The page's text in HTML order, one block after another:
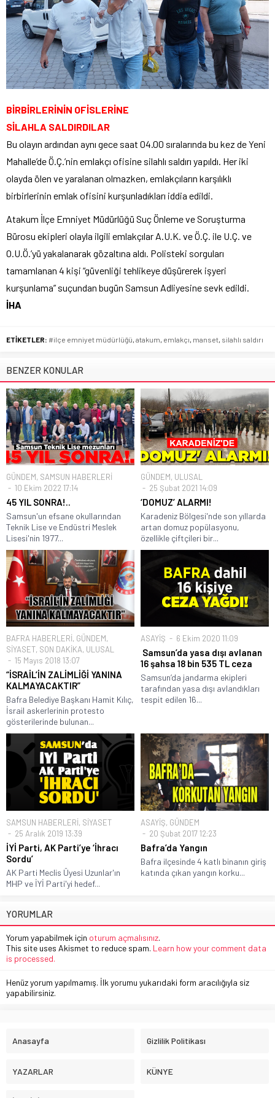
BİRBİRLERİNİN OFİSLERİNE
SİLAHLA SALDIRDILAR
Bu olayın ardından aynı gece saat 04.00 sıralarında bu kez de Yeni
Mahalle’de Ö.Ç.’nin emlakçı ofisine silahlı saldırı yapıldı. Her iki
olayda ölen ve yaralanan olmazken, emlakçıların karşılıklı
birbirlerinin emlak ofisini kurşunladıkları iddia edildi.
Atakum İlçe Emniyet Müdürlüğü Suç Önleme ve Soruşturma
Bürosu ekipleri olayla ilgili emlakçılar A.U.K. ve Ö.Ç. ile U.Ç. ve
O.U.Ö.’yü yakalanarak gözaltına aldı. Polisteki sorguları
tamamlanan 4 kişi “güvenliği tehlikeye düşürerek işyeri
kurşunlama” suçundan bugün Samsun Adliyesine sevk edildi.
İHA
ETİKETLER: #ilçe emniyet müdürlüğü atakum emlakçı manset silahlı saldırı
BENZER KONULAR
GÜNDEM, SAMSUN HABERLERİ
10 Ekim 2022 17:14
45 YIL SONRA!..
Samsun'un efsane okullarından
Teknik Lise ve Endüstri Meslek
Lisesi'nin 1977...
GÜNDEM, ULUSAL
25 Şubat 2021 14:09
‘DOMUZ’ ALARMI!
Karadeniz Bölgesi'nde son yıllarda
artan domuz popülasyonu,
özellikle çiftçileri bir...
BAFRA HABERLERİ, GÜNDEM,
SİYASET, SON DAKİKA, ULUSAL
15 Mayıs 2018 13:07
“İSRAİL’İN ZALİMLİĞİ YANINA
KALMAYACAKTIR”
Bafra Belediye Başkanı Hamit Kılıç,
İsrail askerlerinin protesto
gösterilerinde bulunan...
ASAYİŞ 6 Ekim 2020 11:09
Samsun’da yasa dışı avlanan
16 şahsa 18 bin 535 TL ceza
Samsun’da jandarma ekipleri
tarafından yasa dışı avlandıkları
tespit edilen 16...
SAMSUN HABERLERİ, SİYASET
25 Aralık 2019 13:39
İYİ Parti, AK Parti’ye ‘İhracı
Sordu’
AK Parti Meclis Üyesi Uzunlar'ın
MHP ve İYİ Parti'yi hedef...
ASAYİŞ, GÜNDEM
20 Şubat 2017 12:23
Bafra’da Yangın
Bafra ilçesinde 4 katlı binanın giriş
katında çıkan yangın korku...
YORUMLAR
Yorum yapabilmek için oturum açmalısınız.
This site uses Akismet to reduce spam. Learn how your comment data
is processed.
Henüz yorum yapılmamış. İlk yorumu yukarıdaki form aracılığıyla siz
yapabilirsiniz.
Anasayfa Gizlilik Politikası
YAZARLAR KÜNYE